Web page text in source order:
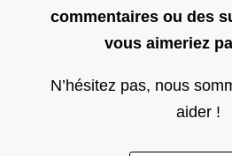
commentaires ou des
vous aimeriez
N’hésitez pas, nous
aider !